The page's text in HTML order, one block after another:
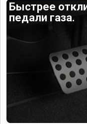
Быстрее
педали газа.